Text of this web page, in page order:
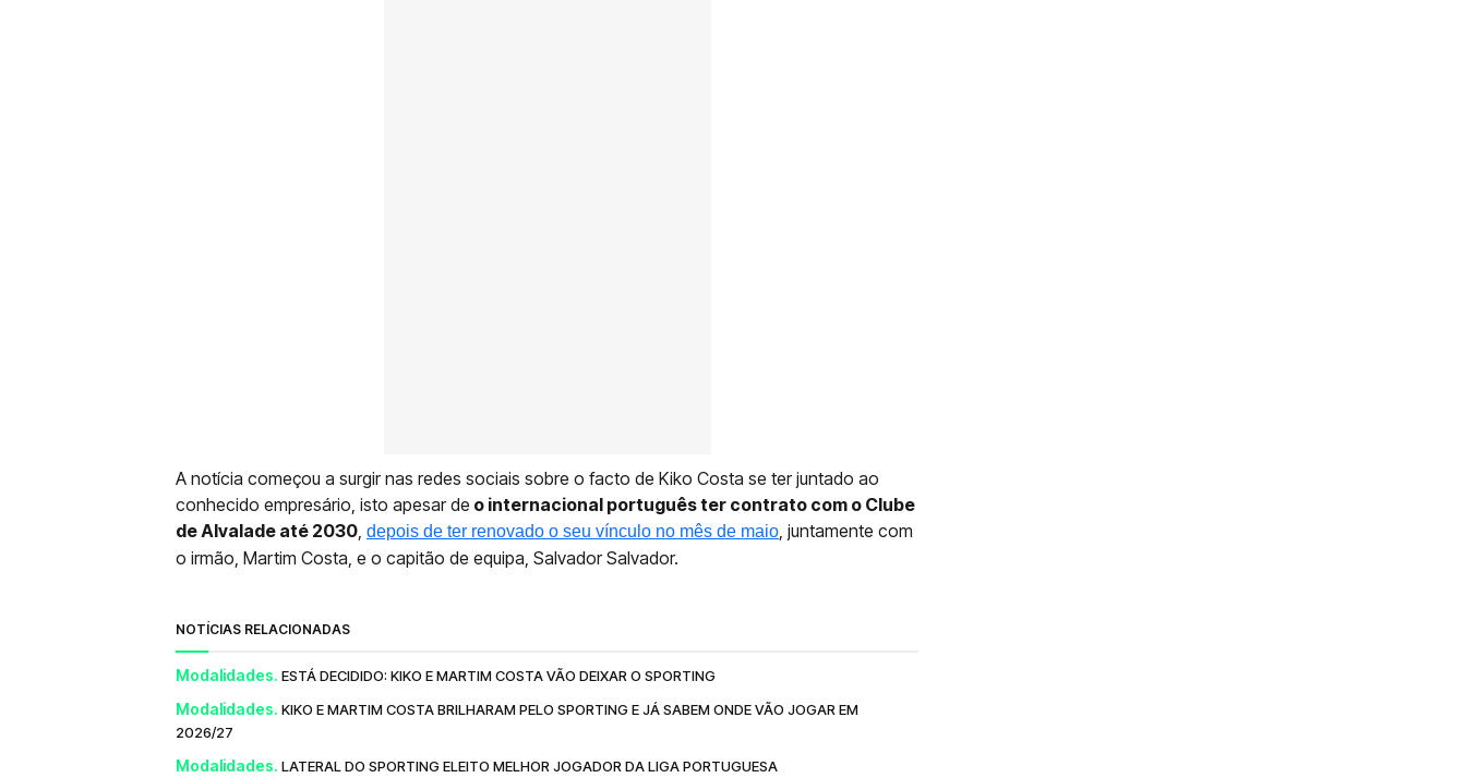
A notícia começou a surgir nas redes sociais sobre o facto de Kiko Costa se ter juntado ao
conhecido empresário, isto apesar de o internacional português ter contrato com o Clube
de Alvalade até 2030 depois de ter renovado o seu vínculo no mês de maio , juntamente com
o irmão, Martim Costa, e o capitão de equipa, Salvador Salvador.
NOTÍCIAS RELACIONADAS
Modalidades. ESTÁ DECIDIDO: KIKO E MARTIM COSTA VÃO DEIXAR O SPORTING
Modalidades. KIKO E MARTIM COSTA BRILHARAM PELO SPORTING E JÁ SABEM ONDE VÃO JOGAR EM
2026/27
Modalidades. LATERAL DO SPORTING ELEITO MELHOR JOGADOR DA LIGA PORTUGUESA